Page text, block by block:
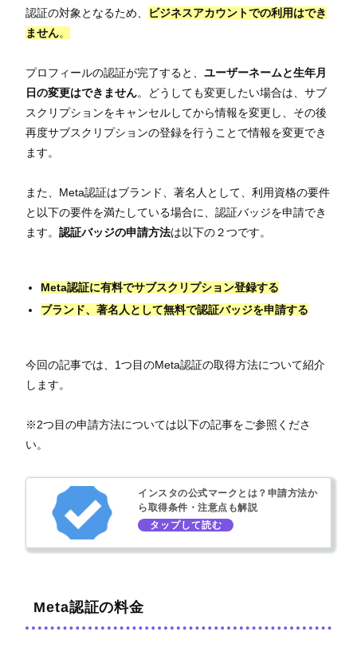
認証の対象となるため、
ビジネスアカウントでの利用はでき
ません。
プロフィールの認証が完了すると、 ユーザーネームと生年月
日の変更はできません。どうしても変更したい場合は、サブ
スクリプションをキャンセルしてから情報を変更し、その後
再度サブスクリプションの登録を行うことで情報を変更でき
ます。
また、Meta認証はブランド、著名人として、利用資格の要件
と以下の要件を満たしている場合に、認証バッジを申請でき
ます。 認証バッジの申請方法は以下の２つです。
Meta認証に有料でサブスクリプション登録する
ブランド、著名人として無料で認証バッジを申請する
今回の記事では、1つ目のMeta認証の取得方法について紹介
します。
※2つ目の申請方法については以下の記事をご参照くださ
い。
インスタの公式マークとは？申請方法か
ら取得条件・注意点も解説
Meta認証の料金